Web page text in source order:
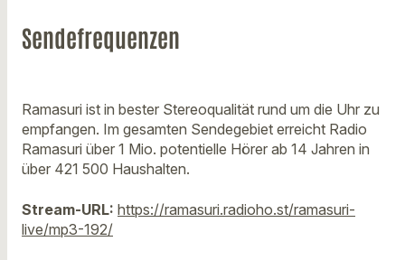
Sendefrequenzen
Ramasuri ist in bester Stereoqualität rund um die Uhr zu
empfangen. Im gesamten Sendegebiet erreicht Radio
Ramasuri über 1 Mio. potentielle Hörer ab 14 Jahren in
über 421 500 Haushalten.
Stream-URL: https://ramasuri.radioho.st/ramasuri-
live/mp3-192/